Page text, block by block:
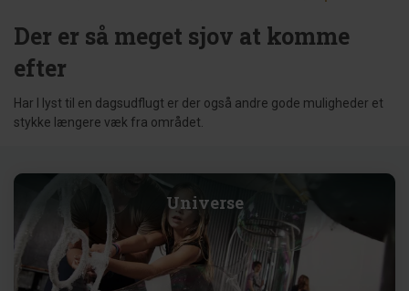
Der er så meget sjov at komme
efter
Har I lyst til en dagsudflugt er der også andre gode muligheder et
stykke længere væk fra området.
Universe